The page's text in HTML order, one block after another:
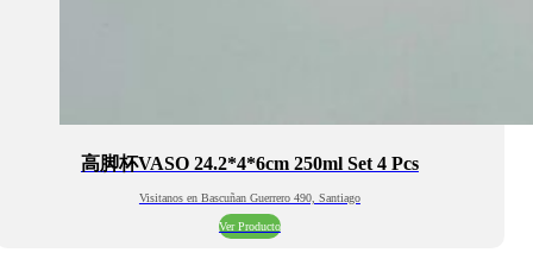
高脚杯VASO 24.2*4*6cm 250ml Set 4 Pcs
Visitanos en Bascuñan Guerrero 490, Santiago
Ver Producto